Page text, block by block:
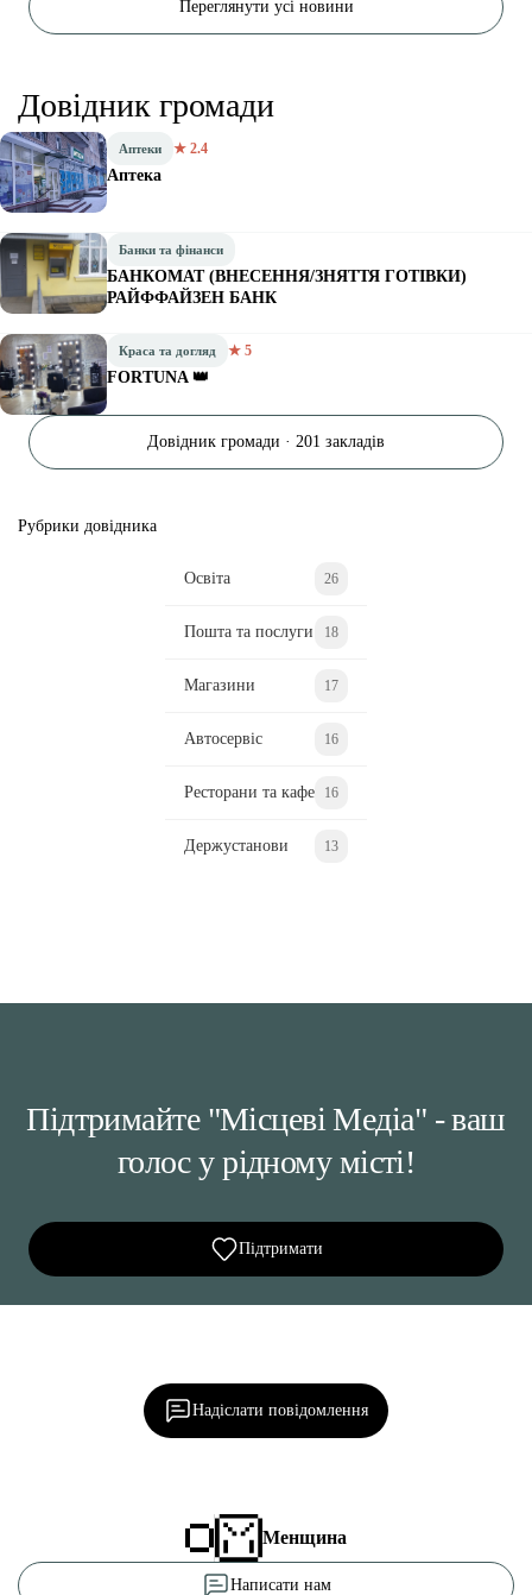
Переглянути усі новини
Довідник громади
Аптеки ★ 2.4
Аптека
Банки та фінанси
БАНКОМАТ (ВНЕСЕННЯ/ЗНЯТТЯ ГОТІВКИ)
РАЙФФАЙЗЕН БАНК
Краса та догляд ★ 5
FORTUNA 👑
Довідник громади · 201 закладів
Рубрики довідника
Освіта 26
Пошта та послуги 18
Магазини 17
Автосервіс 16
Ресторани та кафе 16
Держустанови 13
Підтримайте "Місцеві Медіа" - ваш
голос у рідному місті!
Підтримати
Надіслати повідомлення
Менщина
Написати нам